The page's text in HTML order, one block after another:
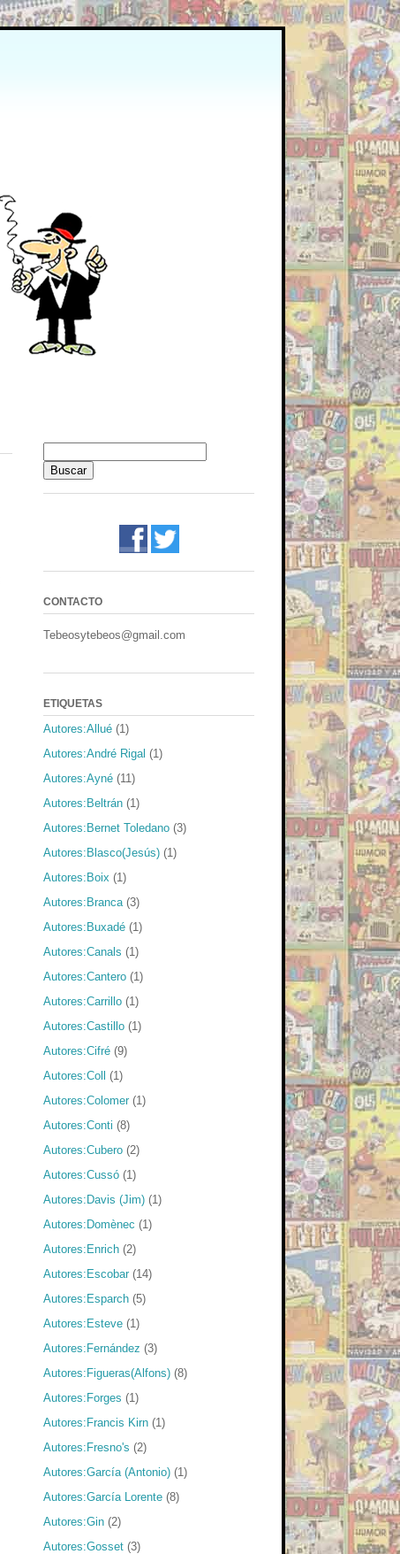
CONTACTO
Tebeosytebeos@gmail.com
ETIQUETAS
Autores:Allué (1)
Autores:André Rigal (1)
Autores:Ayné (11)
Autores:Beltrán (1)
Autores:Bernet Toledano (3)
Autores:Blasco(Jesús) (1)
Autores:Boix (1)
Autores:Branca (3)
Autores:Buxadé (1)
Autores:Canals (1)
Autores:Cantero (1)
Autores:Carrillo (1)
Autores:Castillo (1)
Autores:Cifré (9)
Autores:Coll
(1)
Autores:Colomer (1)
Autores:Conti (8)
Autores:Cubero (2)
Autores:Cussó (1)
Autores:Davis (Jim) (1)
Autores:Domènec (1)
Autores:Enrich (2)
Autores:Escobar (14)
Autores:Esparch (5)
Autores:Esteve (1)
Autores:Fernández (3)
Autores:Figueras(Alfons) (8)
Autores:Forges (1)
Autores:Francis Kirn (1)
Autores:Fresno's (2)
Autores:García (Antonio) (1)
Autores:García Lorente (8)
Autores:Gin (2)
Autores:Gosset (3)